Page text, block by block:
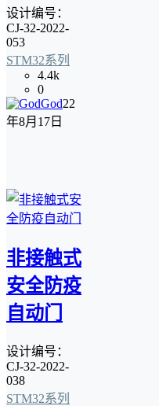
设计编号：
CJ-32-2022-
053
STM32系列
4.4k
0
God22
年8月17日
非接触式
安全防疫
自动门
设计编号：
CJ-32-2022-
038
STM32系列